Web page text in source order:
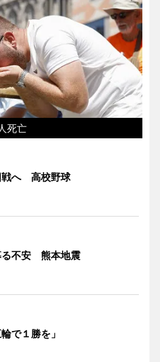
死亡
戦へ 高校野球
る不安 熊本地震
で１勝を」